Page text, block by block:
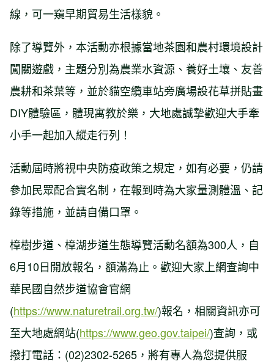
線，可一窺早期貿易生活樣貌。
除了導覽外，本活動亦根據當地茶園和農村環境設計
闖關遊戲，主題分別為農業水資源、養好土壤、友善
農耕和茶葉等，並於貓空纜車站旁廣場設花草拼貼畫
DIY體驗區，體現寓教於樂，大地處誠摯歡迎大手牽
小手一起加入縱走行列！
活動屆時將視中央防疫政策之規定，如有必要，仍請
參加民眾配合實名制，在報到時為大家量測體溫、記
錄等措施，並請自備口罩。
樟樹步道、樟湖步道生態導覽活動名額為300人，自
6月10日開放報名，額滿為止。歡迎大家上網查詢中
華民國自然步道協會官網
(https://www.naturetrail.org.tw/)報名，相關資訊亦可
至大地處網站(https://www.geo.gov.taipei/)查詢，或
撥打電話：(02)2302-5265，將有專人為您提供服